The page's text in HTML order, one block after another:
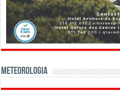
Meteorologia